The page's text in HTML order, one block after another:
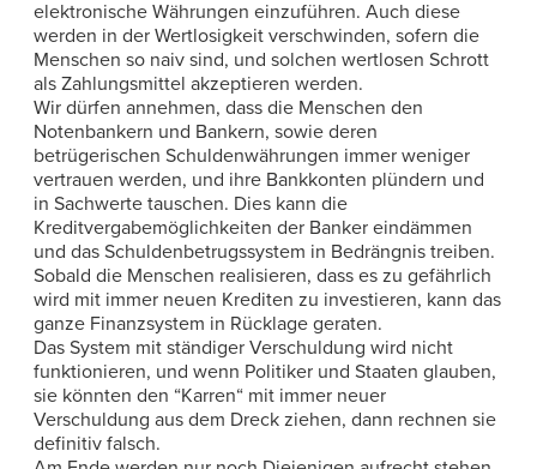
elektronische Währungen einzuführen. Auch diese
werden in der Wertlosigkeit verschwinden, sofern die
Menschen so naiv sind, und solchen wertlosen Schrott
als Zahlungsmittel akzeptieren werden.
Wir dürfen annehmen, dass die Menschen den
Notenbankern und Bankern, sowie deren
betrügerischen Schuldenwährungen immer weniger
vertrauen werden, und ihre Bankkonten plündern und
in Sachwerte tauschen. Dies kann die
Kreditvergabemöglichkeiten der Banker eindämmen
und das Schuldenbetrugssystem in Bedrängnis treiben.
Sobald die Menschen realisieren, dass es zu gefährlich
wird mit immer neuen Krediten zu investieren, kann das
ganze Finanzsystem in Rücklage geraten.
Das System mit ständiger Verschuldung wird nicht
funktionieren, und wenn Politiker und Staaten glauben,
sie könnten den “Karren“ mit immer neuer
Verschuldung aus dem Dreck ziehen, dann rechnen sie
definitiv falsch.